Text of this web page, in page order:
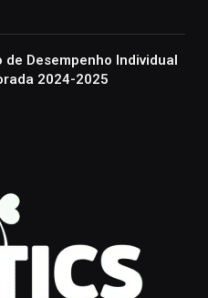
de Desempenho Individual
2024-2025